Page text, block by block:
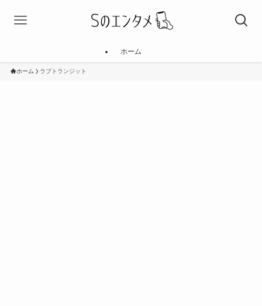
ホーム
ホーム ラブトランジット